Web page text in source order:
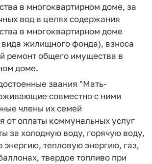
в многоквартирном доме, за
вод в целях содержания
в многоквартирном доме
вида жилищного фонда), взноса
ремонт общего имущества в
доме.
звания "Мать-
совместно с ними
члены их семей
от оплаты коммунальных услуг
за холодную воду, горячую воду,
энергию, тепловую энергию, газ,
твердое топливо при